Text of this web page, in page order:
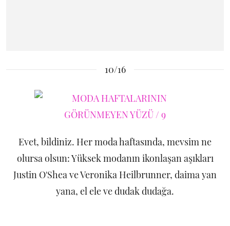
10/16
Evet, bildiniz. Her moda haftasında, mevsim ne
olursa olsun: Yüksek modanın ikonlaşan aşıkları
Justin O'Shea ve Veronika Heilbrunner, daima yan
yana, el ele ve dudak dudağa.